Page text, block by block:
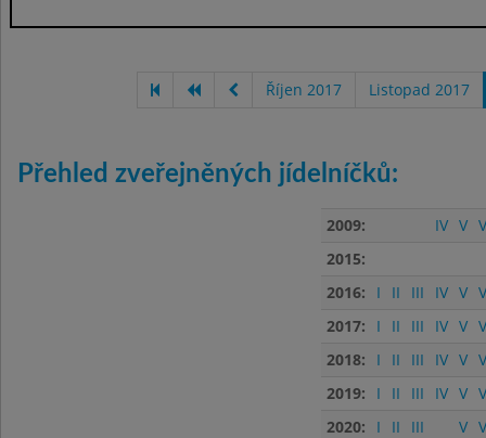
Říjen 2017 Listopad 2017
Přehled zveřejněných jídelníčků:
2009: IV V
2015:
2016:
I II III IV V
2017:
I II III IV V
2018:
I II III IV V
2019:
I II III IV V
2020:
I II III V